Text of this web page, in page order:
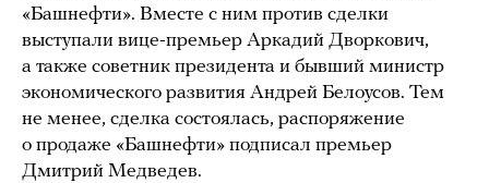
«Башнефти». Вместе с ним против сделки
выступали вице-премьер Аркадий Дворкович,
а также советник президента и бывший министр
экономического развития Андрей Белоусов. Тем
не менее, сделка состоялась, распоряжение
о продаже «Башнефти» подписал премьер
Дмитрий Медведев.